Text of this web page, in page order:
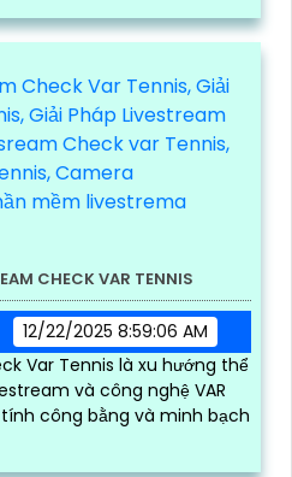
CHECK VAR TENNIS
12/22/2025 8:59:06 AM
Var Tennis là xu hướng thể
và công nghệ VAR
công bằng và minh bạch